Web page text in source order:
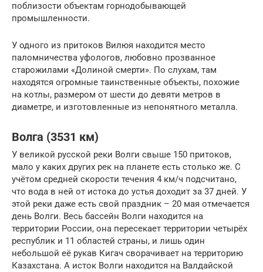
поблизости объектам горнодобывающей
промышленности.
У одного из притоков Вилюя находится место
паломничества уфологов, любовно прозванное
старожилами «Долиной смерти». По слухам, там
находятся огромные таинственные объекты, похожие
на котлы, размером от шести до девяти метров в
диаметре, и изготовленные из непонятного металла.
Волга (3531 км)
У великой русской реки Волги свыше 150 притоков,
мало у каких других рек на планете есть столько же. С
учётом средней скорости течения 4 км/ч подсчитано,
что вода в ней от истока до устья доходит за 37 дней. У
этой реки даже есть свой праздник – 20 мая отмечается
день Волги. Весь бассейн Волги находится на
территории России, она пересекает территории четырёх
республик и 11 областей страны, и лишь один
небольшой её рукав Кигач сворачивает на территорию
Казахстана. А исток Волги находится на Валдайской